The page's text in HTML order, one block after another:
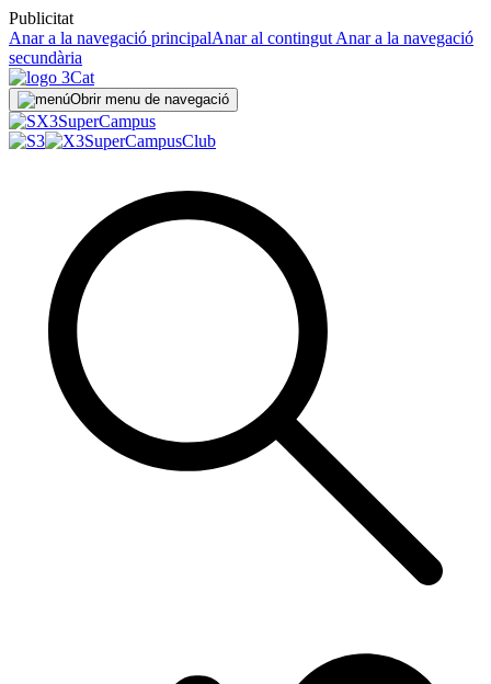
Publicitat
Anar a la navegació principalAnar al contingut Anar a la navegació
secundària
Obrir menu de navegació
SuperCampus
SuperCampusClub